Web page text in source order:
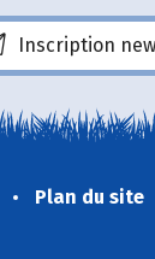
Inscription
Plan du site